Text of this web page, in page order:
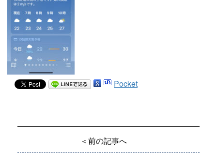
Pocket
＜前の記事へ